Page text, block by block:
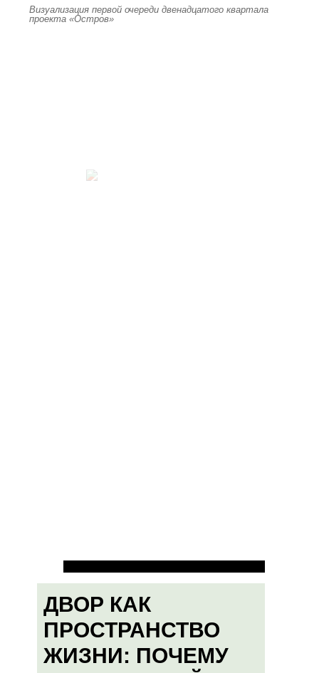
Визуализация первой очереди двенадцатого квартала
проекта «Остров»
ДВОР КАК
ПРОСТРАНСТВО
ЖИЗНИ: ПОЧЕМУ